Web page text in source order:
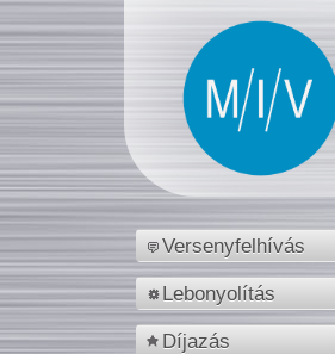
Versenyfelhívás
Lebonyolítás
Díjazás